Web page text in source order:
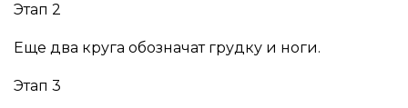
Этап 2
Еще два круга обозначат грудку и ноги.
Этап 3